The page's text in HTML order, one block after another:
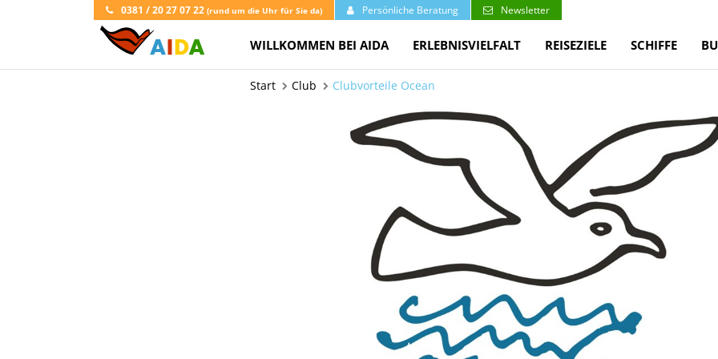
0381 / 20 27 07 22 (rund um die Uhr für Sie da) Persönliche Beratung Newsletter
WILLKOMMEN BEI AIDA ERLEBNISVIELFALT REISEZIELE SCHIFFE
Start Club Clubvorteile Ocean